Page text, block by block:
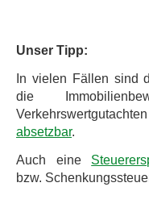
Unser Tipp:
In vielen Fällen sind
die
absetzbar.
Auch eine
bzw.